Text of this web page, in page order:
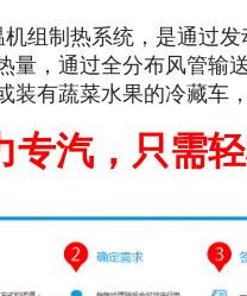
组制热系统，是通过
量，通过全分布风管输
装有蔬菜水果的冷藏车
专汽，只需